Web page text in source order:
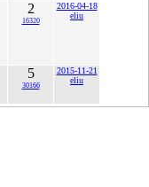
2
16320
2016-04-18
eliu
5
30166
2015-11-21
eliu